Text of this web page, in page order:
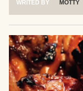
WRITED BY MOTTY